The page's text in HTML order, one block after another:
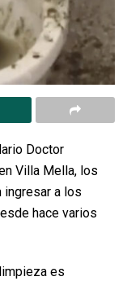
Doctor
Villa Mella, los
ingresar a los
hace varios
es